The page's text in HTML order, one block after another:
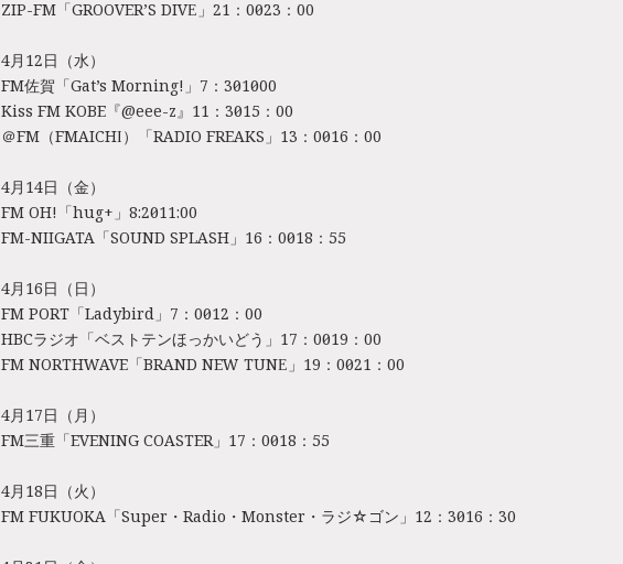
ZIP-FM「GROOVER’S DIVE」21：00～23：00
4月12日（水）
FM佐賀「Gat’s Morning!」7：30～10：00
Kiss FM KOBE『@eee-z』11：30～15：00
＠FM（FMAICHI）「RADIO FREAKS」13：00～16：00
4月14日（金）
FM OH!「hug+」8:20～11:00
FM-NIIGATA「SOUND SPLASH」16：00～18：55
4月16日（日）
FM PORT「Ladybird」7：00～12：00
HBCラジオ「ベストテンほっかいどう」17：00～19：00
FM NORTHWAVE「BRAND NEW TUNE」19：00～21：00
4月17日（月）
FM三重「EVENING COASTER」17：00～18：55
4月18日（火）
FM FUKUOKA「Super・Radio・Monster・ラジ☆ゴン」12：30～16：30